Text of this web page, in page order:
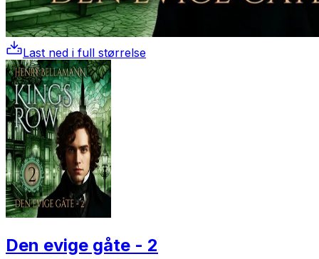
Last ned i full størrelse
Den evige gåte - 2